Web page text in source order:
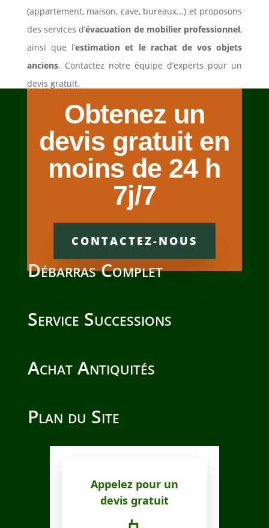
(appartement, maison, cave, bureaux...) et proposons
des services d’évacuation de mobilier professionnel,
ainsi que l’estimation et le rachat de vos objets
anciens. Contactez notre équipe d’experts pour un
devis gratuit.
Obtenez un
devis gratuit en
moins de 24 h
7j/7
CONTACTEZ-NOUS
Débarras Complet
Service Successions
Achat Antiquités
Plan du Site
Appelez pour un
devis gratuit